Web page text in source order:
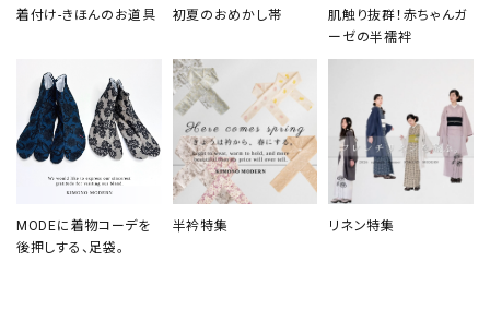
着付け-きほんのお道具 初夏のおめかし帯
肌触り抜群！赤ちゃんガ
ーゼの半襦袢
MODEに着物コーデを
後押しする、足袋。
半衿特集 リネン特集